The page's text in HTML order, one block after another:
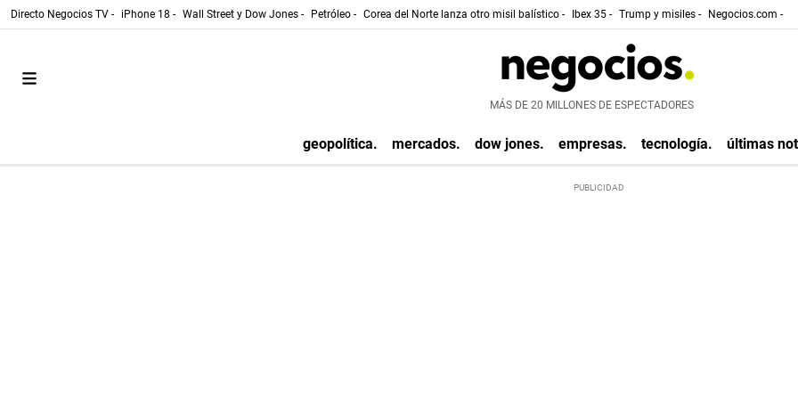
Directo Negocios TV - iPhone 18 - Wall Street y Dow Jones - Petróleo - Corea del Norte lanza otro misil balístico - Ibex 35 - Trump y misiles - Negocios.com -
MÁS DE 20 MILLONES DE ESPECTADORES
geopolítica. mercados. dow jones. empresas. tecnología. últimas